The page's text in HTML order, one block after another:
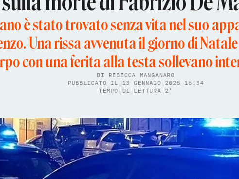
è stato trovato senza vita nel suo
Una rissa avvenuta il giorno di
con una ferita alla testa sollevano
DI REBECCA MANGANARO
PUBBLICATO IL 13 GENNAIO 2025 16:34
TEMPO DI LETTURA 2'